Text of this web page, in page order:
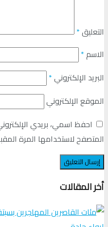
التعليق*
الاسم*
البريد الإلكتروني*
الموقع الإلكتروني
احفظ اسمي، بريدي
المتصفح لاستخدامها المرة
أخر المقالات